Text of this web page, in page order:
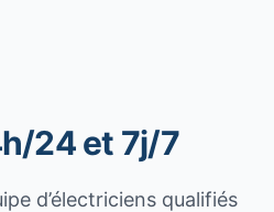
24 et 7j/7
d’électriciens qualifiés